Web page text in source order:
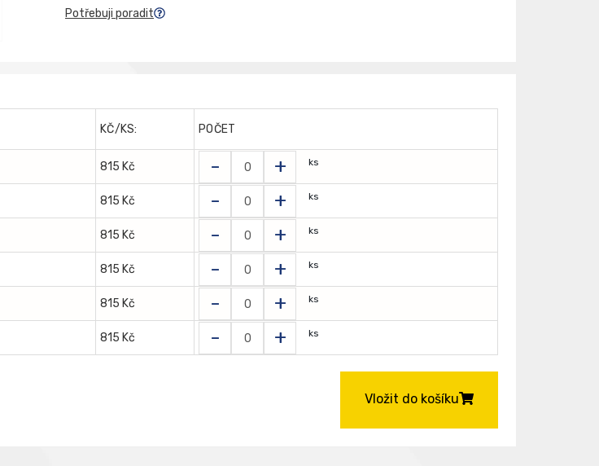
Potřebuji poradit
KČ/KS: POČET
815 Kč - + ks
815 Kč - + ks
815 Kč - + ks
815 Kč - + ks
815 Kč - + ks
815 Kč - + ks
Vložit do košíku